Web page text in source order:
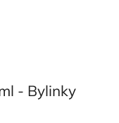
- Bylinky